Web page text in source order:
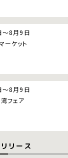
～8月9日
ーケット
～8月9日
フェア
リース